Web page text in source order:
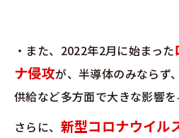
・また、2022年2月に始まった
ナ侵攻が、半導体のみならず
供給など多方面で大きな影響を
さらに、 新型コロナウイル